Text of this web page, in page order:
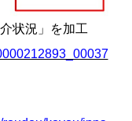
状況」を加工